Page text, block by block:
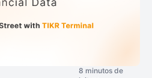
8 minutos de